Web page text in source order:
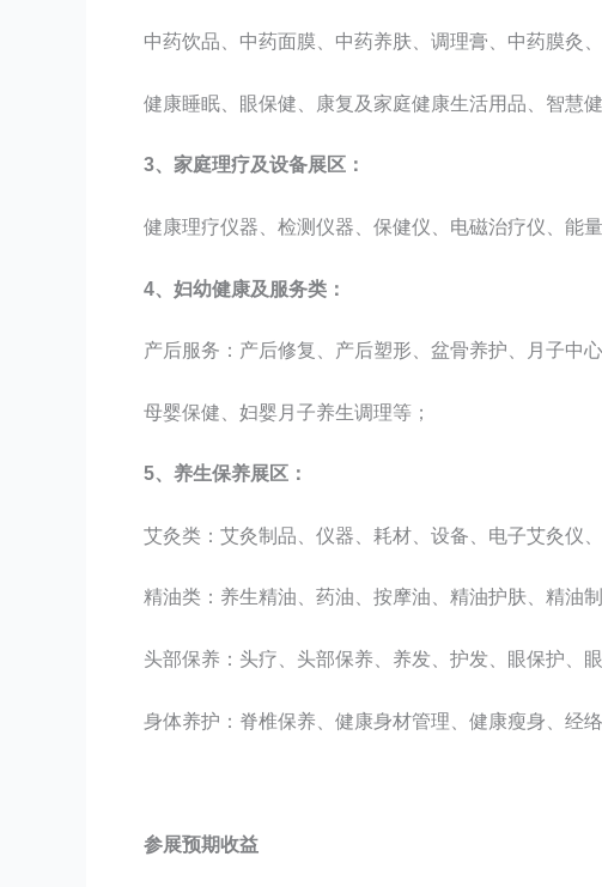
中药饮品、中药面膜、中药养肤、调理膏、中药膜灸
健康睡眠、眼保健、康复及家庭健康生活用品、智慧
3、家庭理疗及设备展区：
健康理疗仪器、检测仪器、保健仪、电磁治疗仪、能
4、妇幼健康及服务类：
产后服务：产后修复、产后塑形、盆骨养护、月子中心
母婴保健、妇婴月子养生调理等；
5、养生保养展区：
艾灸类：艾灸制品、仪器、耗材、设备、电子艾灸仪
精油类：养生精油、药油、按摩油、精油护肤、精油
头部保养：头疗、头部保养、养发、护发、眼保护、
身体养护：脊椎保养、健康身材管理、健康瘦身、经
参展预期收益